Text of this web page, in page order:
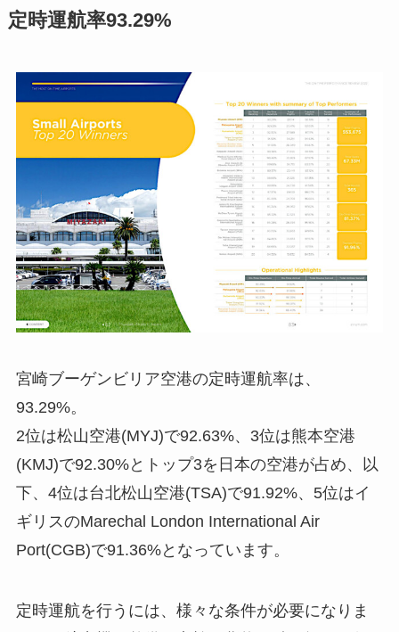
定時運航率93.29%
宮崎ブーゲンビリア空港の定時運航率は、
93.29%。
2位は松山空港(MYJ)で92.63%、3位は熊本空港
(KMJ)で92.30%とトップ3を日本の空港が占め、以
下、4位は台北松山空港(TSA)で91.92%、5位はイ
ギリスのMarechal London International Air
Port(CGB)で91.36%となっています。
定時運航を行うには、様々な条件が必要になりま